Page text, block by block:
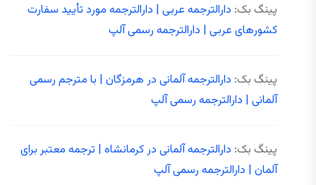
پینگ بک: دارالترجمه عربی | دارالترجمه مورد تأیید سفارت
کشورهای عربی | دارالترجمه رسمی آلپ
پینگ بک: دارالترجمه آلمانی در هرمزگان | با مترجم رسمی
آلمانی | دارالترجمه رسمی آلپ
پینگ بک: دارالترجمه آلمانی در کرمانشاه | ترجمه معتبر برای
آلمان | دارالترجمه رسمی آلپ